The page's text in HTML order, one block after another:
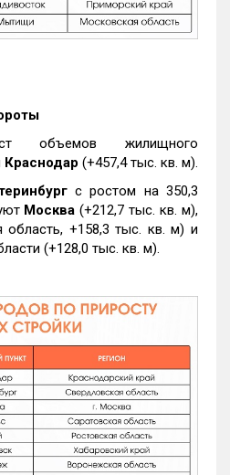
объемов жилищного
Краснодар (+457,4 тыс. кв. м).
с ростом на 350,3
Москва (+212,7 тыс. кв. м),
область, +158,3 тыс. кв. м) и
(+128,0 тыс. кв. м).